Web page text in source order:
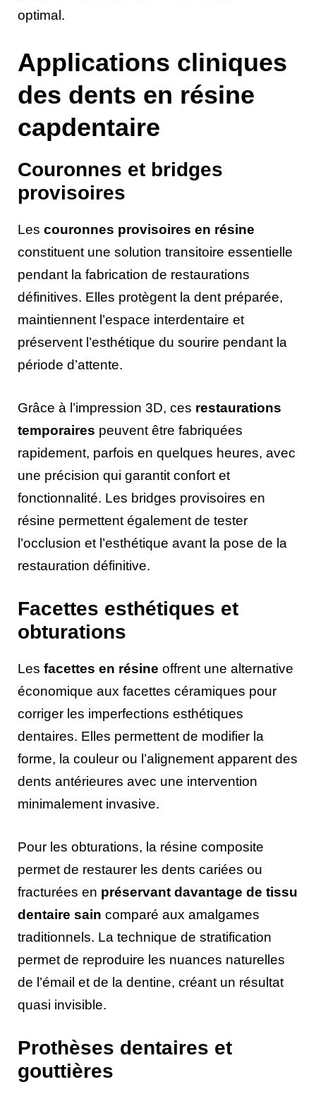
optimal.
Applications cliniques
des dents en résine
capdentaire
Couronnes et bridges
provisoires
Les couronnes provisoires en résine
constituent une solution transitoire essentielle
pendant la fabrication de restaurations
définitives. Elles protègent la dent préparée,
maintiennent l’espace interdentaire et
préservent l’esthétique du sourire pendant la
période d’attente.
Grâce à l’impression 3D, ces restaurations
temporaires peuvent être fabriquées
rapidement, parfois en quelques heures, avec
une précision qui garantit confort et
fonctionnalité. Les bridges provisoires en
résine permettent également de tester
l’occlusion et l’esthétique avant la pose de la
restauration définitive.
Facettes esthétiques et
obturations
Les facettes en résine offrent une alternative
économique aux facettes céramiques pour
corriger les imperfections esthétiques
dentaires. Elles permettent de modifier la
forme, la couleur ou l’alignement apparent des
dents antérieures avec une intervention
minimalement invasive.
Pour les obturations, la résine composite
permet de restaurer les dents cariées ou
fracturées en préservant davantage de tissu
dentaire sain comparé aux amalgames
traditionnels. La technique de stratification
permet de reproduire les nuances naturelles
de l’émail et de la dentine, créant un résultat
quasi invisible.
Prothèses dentaires et
gouttières